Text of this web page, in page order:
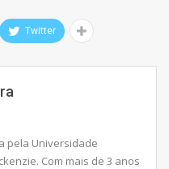
Twitter
pela Universidade
Com mais de 3 anos